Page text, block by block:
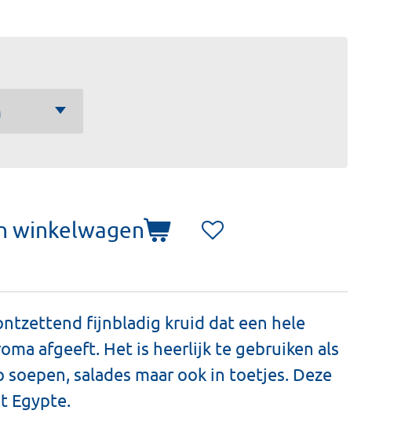
winkelwagen
fijnbladig kruid dat een hele
afgeeft. Het is heerlijk te gebruiken als
soepen, salades maar ook in toetjes. Deze
Egypte.